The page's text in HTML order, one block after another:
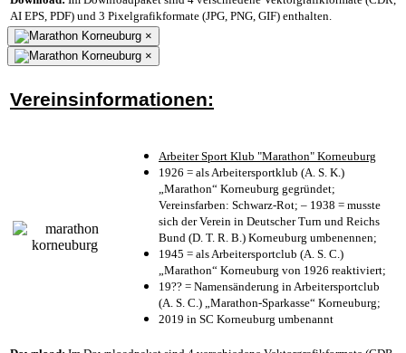
AI EPS, PDF) und 3 Pixelgrafikformate (JPG, PNG, GIF) enthalten.
×
×
Vereinsinformationen:
Arbeiter Sport Klub "Marathon" Korneuburg
1926 = als Arbeitersportklub (A. S. K.)
„Marathon“ Korneuburg gegründet;
Vereinsfarben: Schwarz-Rot; – 1938 = musste
sich der Verein in Deutscher Turn und Reichs
Bund (D. T. R. B.) Korneuburg umbenennen;
1945 = als Arbeitersportclub (A. S. C.)
„Marathon“ Korneuburg von 1926 reaktiviert;
19?? = Namensänderung in Arbeitersportclub
(A. S. C.) „Marathon-Sparkasse“ Korneuburg;
2019 in SC Korneuburg umbenannt